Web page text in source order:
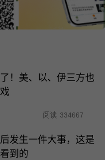
！美、以、伊三方也
阅读 334667
发生一件大事，这是
到的